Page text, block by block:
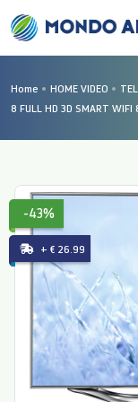
Home HOME VIDEO
8 FULL HD 3D SMART WIFI
-43%
+ € 26.99